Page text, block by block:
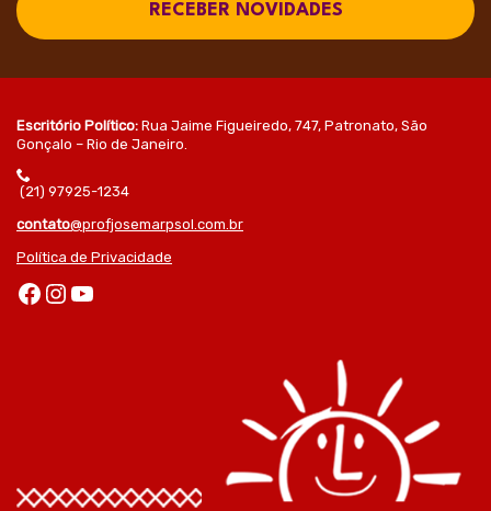
RECEBER NOVIDADES
Escritório Político: Rua Jaime Figueiredo, 747, Patronato, São
Gonçalo – Rio de Janeiro.
(21) 97925-1234
contato@profjosemarpsol.com.br
Política de Privacidade
Facebook Instagram Youtube